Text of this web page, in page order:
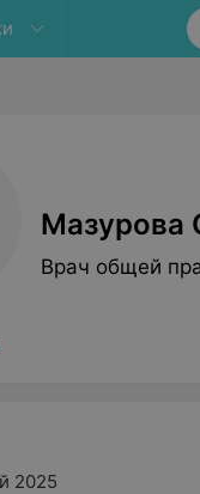
Мазурова
Врач общей
2025